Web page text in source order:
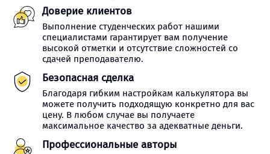
Доверие клиентов
Выполнение студенческих работ нашими
специалистами гарантирует вам получение
высокой отметки и отсутствие сложностей со
сдачей преподавателю.
Безопасная сделка
Благодаря гибким настройкам калькулятора вы
можете получить подходящую конкретно для вас
цену. В любом случае вы получаете
максимальное качество за адекватные деньги.
Профессиональные авторы